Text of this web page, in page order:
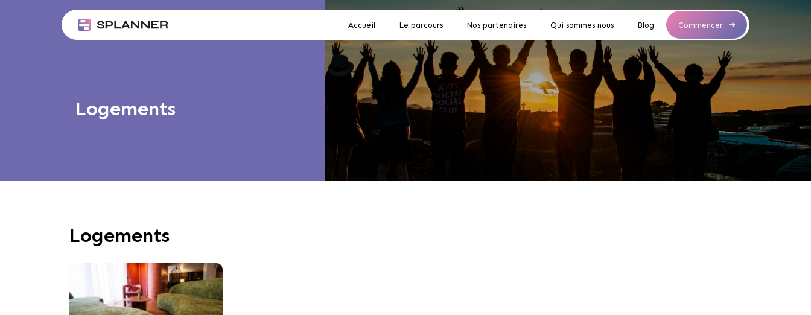
Accueil Le parcours Nos partenaires Qui sommes nous Blog Commencer
Logements
Logements